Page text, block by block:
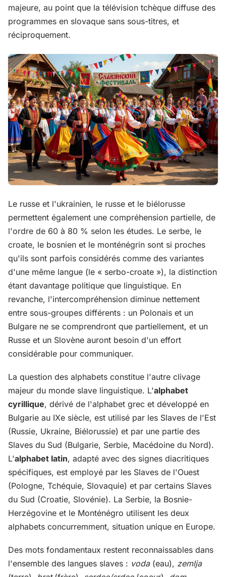
majeure, au point que la télévision tchèque diffuse des
programmes en slovaque sans sous-titres, et
réciproquement.
Le russe et l'ukrainien, le russe et le biélorusse
permettent également une compréhension partielle, de
l'ordre de 60 à 80 % selon les études. Le serbe, le
croate, le bosnien et le monténégrin sont si proches
qu'ils sont parfois considérés comme des variantes
d'une même langue (le « serbo-croate »), la distinction
étant davantage politique que linguistique. En
revanche, l'intercompréhension diminue nettement
entre sous-groupes différents : un Polonais et un
Bulgare ne se comprendront que partiellement, et un
Russe et un Slovène auront besoin d'un effort
considérable pour communiquer.
La question des alphabets constitue l'autre clivage
majeur du monde slave linguistique. L'alphabet
cyrillique, dérivé de l'alphabet grec et développé en
Bulgarie au IXe siècle, est utilisé par les Slaves de l'Est
(Russie, Ukraine, Biélorussie) et par une partie des
Slaves du Sud (Bulgarie, Serbie, Macédoine du Nord).
L'alphabet latin, adapté avec des signes diacritiques
spécifiques, est employé par les Slaves de l'Ouest
(Pologne, Tchéquie, Slovaquie) et par certains Slaves
du Sud (Croatie, Slovénie). La Serbie, la Bosnie-
Herzégovine et le Monténégro utilisent les deux
alphabets concurremment, situation unique en Europe.
Des mots fondamentaux restent reconnaissables dans
l'ensemble des langues slaves : voda(eau), zemlja